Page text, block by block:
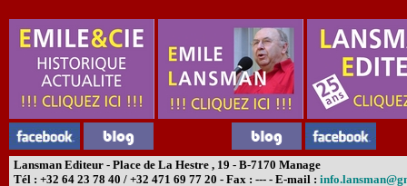
Lansman Editeur - Place de La Hestre , 19 - B-7170 Manage
Tél : +32 64 23 78 40 / +32 471 69 77 20 - Fax : --- - E-mail :